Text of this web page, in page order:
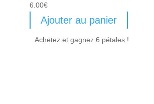
6.00€
Ajouter au panier
Achetez et gagnez 6 pétales !